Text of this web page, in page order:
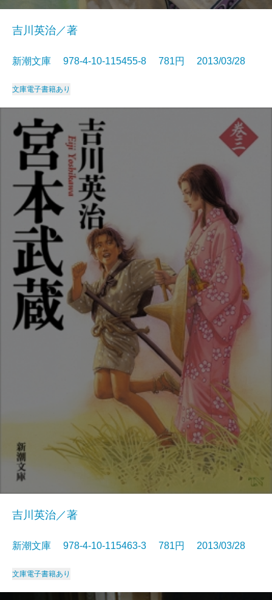
吉川英治／著
新潮文庫 978-4-10-115455-8 781円 2013/03/28
文庫電子書籍あり
吉川英治／著
新潮文庫 978-4-10-115463-3 781円 2013/03/28
文庫電子書籍あり